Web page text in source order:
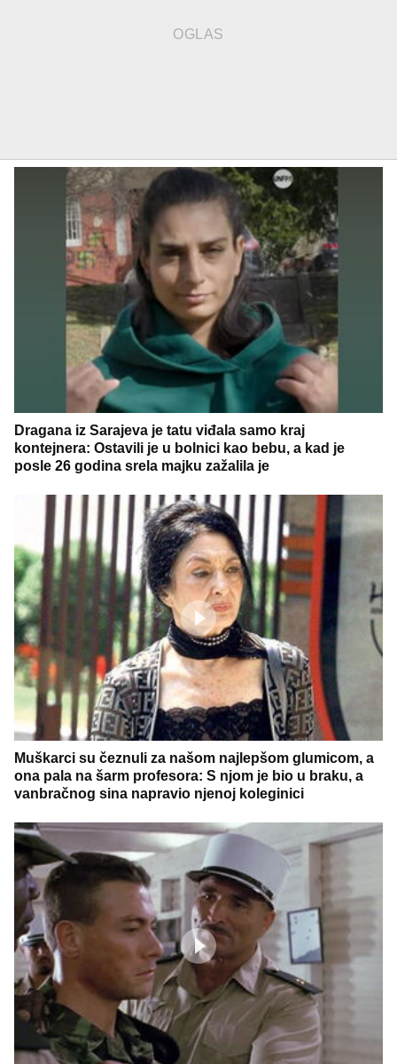
Dragana iz Sarajeva je tatu viđala samo kraj
kontejnera: Ostavili je u bolnici kao bebu, a kad je
posle 26 godina srela majku zažalila je
Muškarci su čeznuli za našom najlepšom glumicom, a
ona pala na šarm profesora: S njom je bio u braku, a
vanbračnog sina napravio njenoj koleginici